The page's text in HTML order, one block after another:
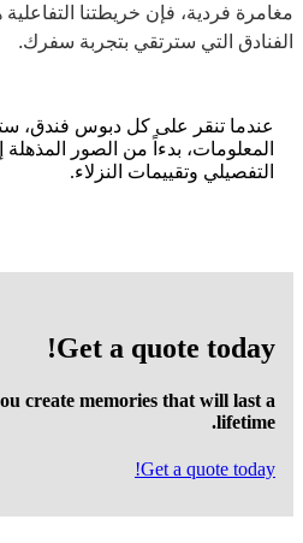
مغامرة فردية، فإن خريطتنا
الفنادق التي سترتقي بتجربة سفرك.
عندما تنقر على كل دبوس فندق،
المعلومات، بدءاً من الصور
التفصيلي وتقييمات النزلاء.
Get a quote today!
create memories that will last a
lifetime.
Get a quote today!